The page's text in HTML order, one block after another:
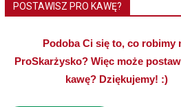
POSTAWISZ PRO KAWĘ?
Podoba Ci się to, co robimy
ProSkarżysko? Więc może
kawę? Dziękujemy! :)